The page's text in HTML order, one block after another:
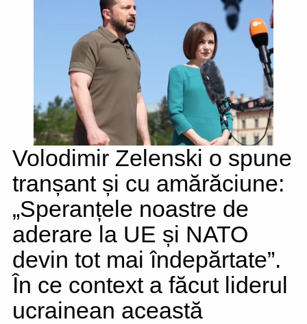
Volodimir Zelenski o spune
tranșant și cu amărăciune:
„Speranțele noastre de
aderare la UE și NATO
devin tot mai îndepărtate”.
În ce context a făcut liderul
ucrainean această